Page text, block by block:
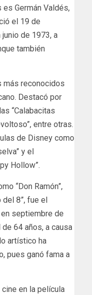
Germán Valdés,
el 19 de
de 1973, a
también
más reconocidos
Destacó por
“Calabacitas
entre otras.
de Disney como
y el
Hollow”.
“Don Ramón”,
del 8”, fue el
septiembre de
64 años, a causa
artístico ha
pues ganó fama a
en la película